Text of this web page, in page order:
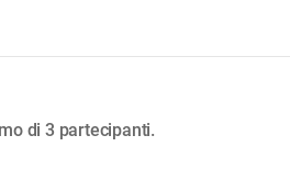
di 3 partecipanti.